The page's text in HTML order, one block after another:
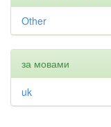
Other
за мовами
uk